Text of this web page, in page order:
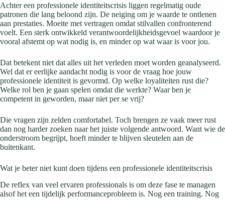
Achter een professionele identiteitscrisis liggen regelmatig oude
patronen die lang beloond zijn. De neiging om je waarde te ontlenen
aan prestaties. Moeite met vertragen omdat stilvallen confronterend
voelt. Een sterk ontwikkeld verantwoordelijkheidsgevoel waardoor je
vooral afstemt op wat nodig is, en minder op wat waar is voor jou.
Dat betekent niet dat alles uit het verleden moet worden geanalyseerd.
Wel dat er eerlijke aandacht nodig is voor de vraag hoe jouw
professionele identiteit is gevormd. Op welke loyaliteiten rust die?
Welke rol ben je gaan spelen omdat die werkte? Waar ben je
competent in geworden, maar niet per se vrij?
Die vragen zijn zelden comfortabel. Toch brengen ze vaak meer rust
dan nog harder zoeken naar het juiste volgende antwoord. Want wie de
onderstroom begrijpt, hoeft minder te blijven sleutelen aan de
buitenkant.
Wat je beter niet kunt doen tijdens een professionele identiteitscrisis
De reflex van veel ervaren professionals is om deze fase te managen
alsof het een tijdelijk performanceprobleem is. Nog een training. Nog